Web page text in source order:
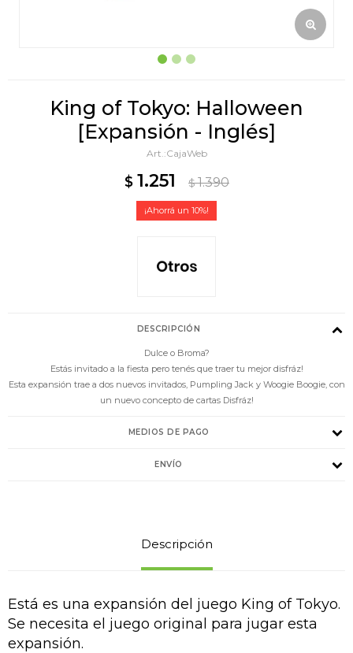
King of Tokyo: Halloween
[Expansión - Inglés]
CajaWeb
$ 1.251 $ 1.390
10
DESCRIPCIÓN
Dulce o Broma?
Estás invitado a la fiesta pero tenés que traer tu mejor disfráz!
Esta expansión trae a dos nuevos invitados, Pumpling Jack y Woogie Boogie, con
un nuevo concepto de cartas Disfráz!
MEDIOS DE PAGO
ENVÍO
Descripción
Está es una expansión del juego King of Tokyo.
Se necesita el juego original para jugar esta
expansión.